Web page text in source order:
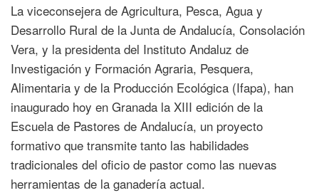
La viceconsejera de Agricultura, Pesca, Agua y
Desarrollo Rural de la Junta de Andalucía, Consolación
Vera, y la presidenta del Instituto Andaluz de
Investigación y Formación Agraria, Pesquera,
Alimentaria y de la Producción Ecológica (Ifapa), han
inaugurado hoy en Granada la XIII edición de la
Escuela de Pastores de Andalucía, un proyecto
formativo que transmite tanto las habilidades
tradicionales del oficio de pastor como las nuevas
herramientas de la ganadería actual.